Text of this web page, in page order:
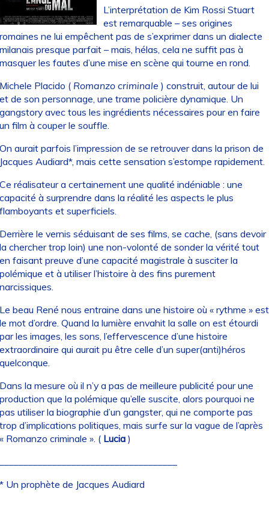
L’interprétation de Kim Rossi Stuart
est remarquable – ses origines
ne lui empêchent pas de s’exprimer dans un dialecte
presque parfait – mais, hélas, cela ne suffit pas à
les fautes d’une mise en scène qui tourne en rond.
Placido ( Romanzo criminale ) construit, autour de lui
de son personnage, une trame policière dynamique. Un
avec tous les ingrédients nécessaires pour en faire
film à couper le souffle.
aurait parfois l’impression de se retrouver dans la prison de
Audiard*, mais cette sensation s’estompe rapidement.
réalisateur a certainement une qualité indéniable : une
à surprendre dans la réalité les aspects le plus
et superficiels.
le vernis séduisant de ses films, se cache, (sans devoir
chercher trop loin) une non-volonté de sonder la vérité tout
faisant preuve d’une capacité magistrale à susciter la
et à utiliser l’histoire à des fins purement
beau René nous entraine dans une histoire où « rythme » est
mot d’ordre. Quand la lumière envahit la salle on est étourdi
les images, les sons, l’effervescence d’une histoire
qui aurait pu être celle d’un super(anti)héros
la mesure où il n’y a pas de meilleure publicité pour une
que la polémique qu’elle suscite, alors pourquoi ne
utiliser la biographie d’un gangster, qui ne comporte pas
d’implications politiques, mais surfe sur la vague de l’après
Romanzo criminale ». ( Lucia)
Un prophète de Jacques Audiard